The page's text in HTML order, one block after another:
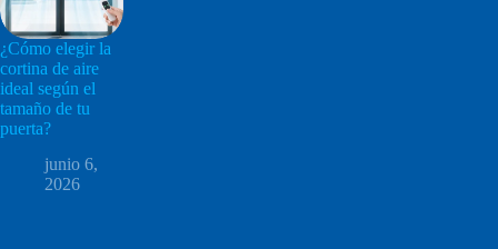
¿Cómo elegir la
cortina de aire
ideal según el
tamaño de tu
puerta?
junio 6,
2026